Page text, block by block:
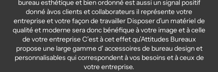
bureau esthétique et bien ordonné est aussi un signal positif
donné àvos clients et collaborateurs il représente votre
entreprise et votre façon de travailler Disposer d'un matériel de
qualité et moderne sera donc bénéfique à votre image et à celle
de votre entreprise C’est à cet effet qu’Attitudes Bureaux
propose une large gamme d' accessoires de bureau design et
personnalisables qui correspondent à vos besoins et à ceux de
votre entreprise.